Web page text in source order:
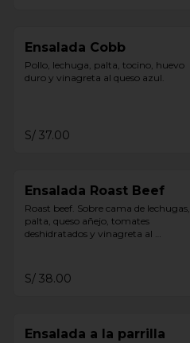
Ensalada Cobb
Pollo, lechuga, palta, tocino, huevo
duro y vinagreta al queso azul.
S/ 37.00
Ensalada Roast Beef
Roast beef. Sobre cama de lechugas,
palta, queso añejo, tomates
deshidratados y vinagreta al
S/ 38.00
Ensalada a la parrilla